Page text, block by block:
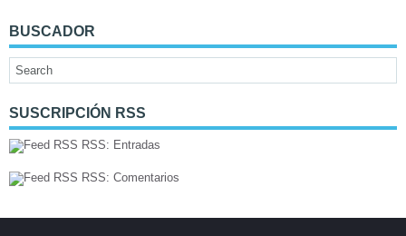
BUSCADOR
SUSCRIPCIÓN RSS
RSS: Entradas
RSS: Comentarios